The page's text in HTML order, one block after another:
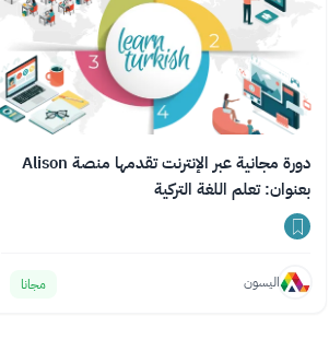
دورة مجانية عبر الإنترنت تقدمها منصة Alison
بعنوان: تعلم اللغة التركية
اليسون مجانا